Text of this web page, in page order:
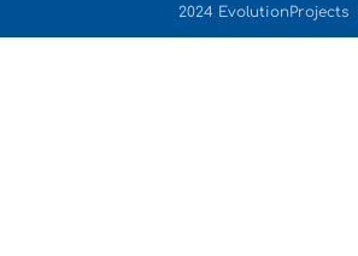
2024 EvolutionProjects